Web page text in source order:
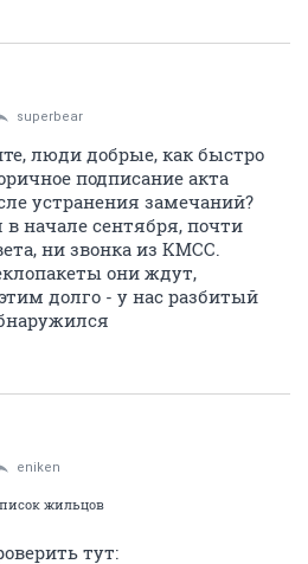
superbear
люди добрые, как быстро
подписание акта
устранения замечаний?
начале сентября, почти
ни звонка из КМСС.
они ждут,
долго - у нас разбитый
eniken
жильцов
тут: